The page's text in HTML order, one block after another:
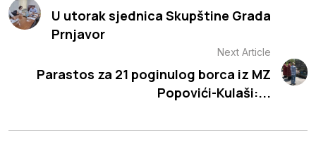
U utorak sjednica Skupštine Grada
Prnjavor
Next Article
Parastos za 21 poginulog borca iz MZ
Popovići-Kulaši:...